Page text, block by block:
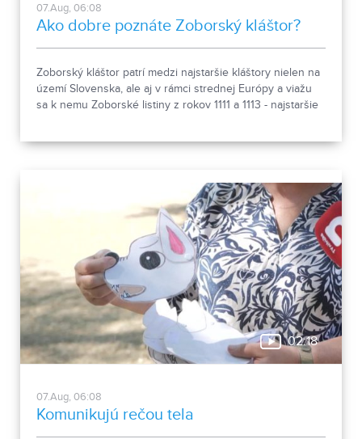
07.Aug, 06:08
Ako dobre poznáte Zoborský kláštor?
Zoborský kláštor patrí medzi najstaršie kláštory nielen na
území Slovenska, ale aj v rámci strednej Európy a viažu
sa k nemu Zoborské listiny z rokov 1111 a 1113 - najstaršie
02:18
07.Aug, 06:08
Komunikujú rečou tela